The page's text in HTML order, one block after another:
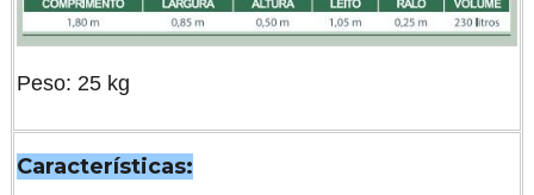
Peso: 25 kg
Características: